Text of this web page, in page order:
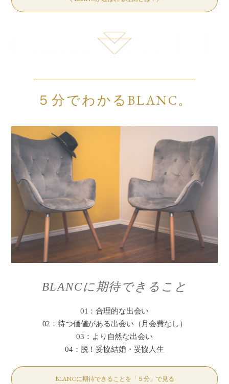
５分でわかるBLANC。
BLANCに期待できること
01：合理的な出会い
02：待つ価値がある出会い（月会費なし）
03：より自然な出会い
04：脱！妥協結婚・妥協人生
BLANCに期待できることを「５分」で見る